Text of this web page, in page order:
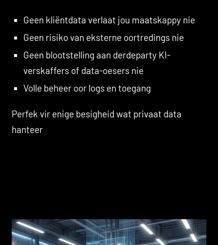
Geen kliëntdata verlaat jou maatskappy nie
Geen risiko van eksterne oortredings nie
Geen blootstelling aan derdeparty KI-
verskaffers of data-oesers nie
Volle beheer oor logs en toegang
Perfek vir enige besigheid wat privaat data
hanteer